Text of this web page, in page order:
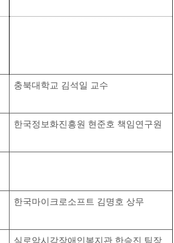
충북대학교 김석일 교수
한국정보화진흥원 현준호 책임연구원
한국마이크로소프트 김명호 상무
실로암시각장애인복지관 한승진 팀장